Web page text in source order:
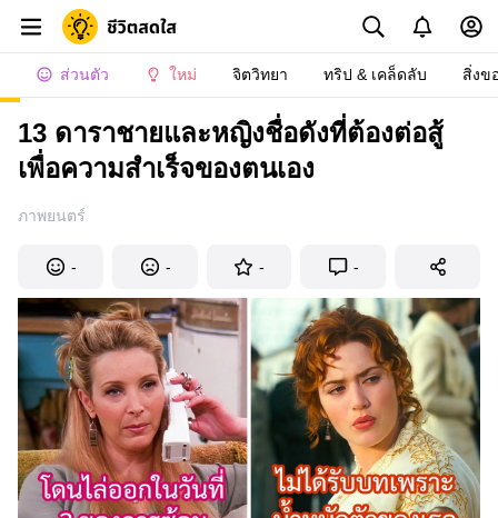
ส่วนตัว ใหม่ จิตวิทยา ทริป & เคล็ดลับ สิ่งข
13 ดาราชายและหญิงชื่อดังที่ต้องต่อสู้
เพื่อความสำเร็จของตนเอง
ภาพยนตร์
- - - -